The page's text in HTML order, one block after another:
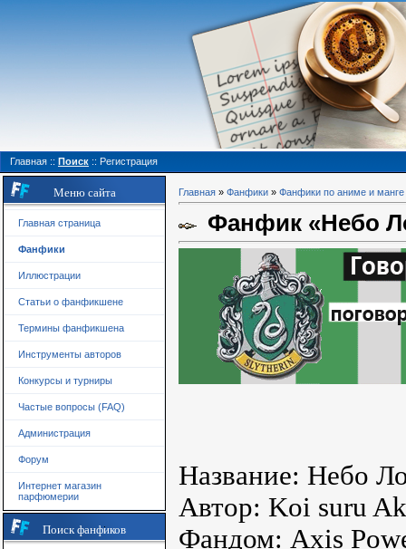
Главная :: Поиск :: Регистрация
Меню сайта
Главная страница
Фанфики
Иллюстрации
Статьи о фанфикшене
Термины фанфикшена
Инструменты авторов
Конкурсы и турниры
Частые вопросы (FAQ)
Администрация
Форум
Интернет магазин
парфюмерии
Поиск фанфиков
Главная » Фанфики » Фанфики по аниме и манге
Фанфик «Небо
Название: Небо
Автор: Koi suru
Фандом: Axis